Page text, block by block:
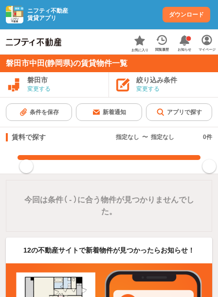
ニフティ不動産
賃貸アプリ
ダウンロード
お気に入り 閲覧履歴 お知らせ マイページ
磐田市中田(静岡県)の賃貸物件一覧
磐田市
変更する
絞り込み条件
変更する
条件を保存 新着通知 アプリで探す
賃料で探す 指定なし 〜 指定なし 0件
今回は条件（ -）に合う物件が見つかりませんでし
た。
12の不動産サイトで新着物件が見つかったらお知らせ！